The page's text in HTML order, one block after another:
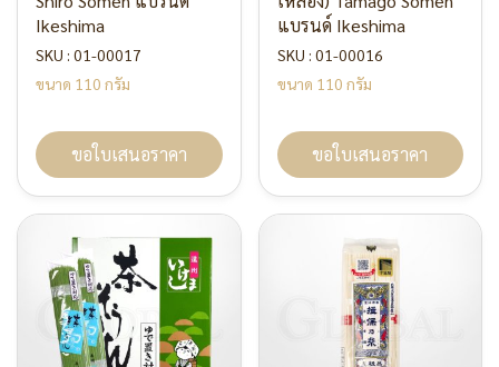
Ikeshima
SKU : 01-00017
ขนาด 110 กรัม
ขอใบเสนอราคา
แบรนด์ Ikeshima
SKU : 01-00016
ขนาด 110 กรัม
ขอใบเสนอราคา